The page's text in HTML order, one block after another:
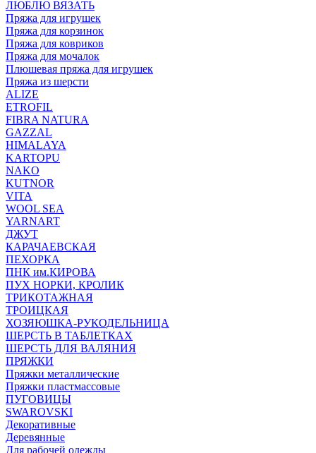
ЛЮБЛЮ ВЯЗАТЬ
Пряжа для игрушек
Пряжа для корзинок
Пряжа для ковриков
Пряжа для мочалок
Плюшевая пряжа для игрушек
Пряжа из шерсти
ALIZE
ETROFIL
FIBRA NATURA
GAZZAL
HIMALAYA
KARTOPU
NAKO
KUTNOR
VITA
WOOL SEA
YARNART
ДЖУТ
КАРАЧАЕВСКАЯ
ПЕХОРКА
ПНК им.КИРОВА
ПУХ НОРКИ, КРОЛИК
ТРИКОТАЖНАЯ
ТРОИЦКАЯ
ХОЗЯЮШКА-РУКОДЕЛЬНИЦА
ШЕРСТЬ В ТАБЛЕТКАХ
ШЕРСТЬ ДЛЯ ВАЛЯНИЯ
ПРЯЖКИ
Пряжки металлические
Пряжки пластмассовые
ПУГОВИЦЫ
SWAROVSKI
Декоративные
Деревянные
Для рабочей одежды